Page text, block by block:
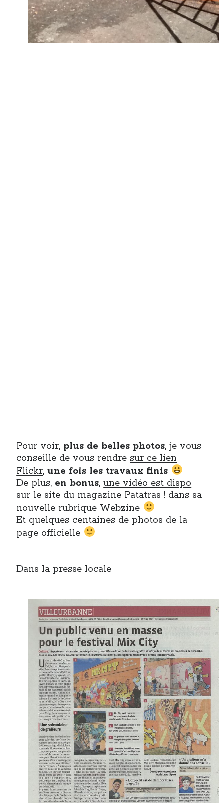
Pour voir, plus de belles photos, je vous
conseille de vous rendre sur ce lien
Flickr,une fois les travaux finis
De plus, en bonus,une vidéo est dispo
sur le site du magazine Patatras ! dans sa
nouvelle rubrique Webzine
Et quelques centaines de photos de la
page officielle
Dans la presse locale